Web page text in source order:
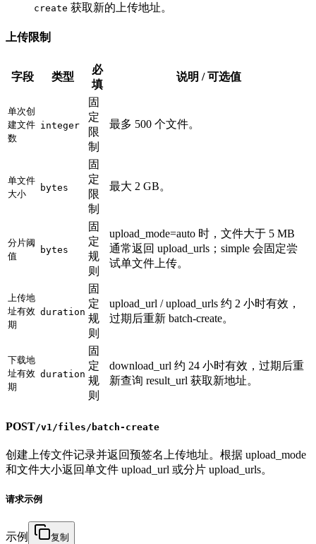
create 获取新的上传地址。
上传限制
字段 类型
必
填
说明 / 可选值
单次创
建文件
数
integer
固
定
限
制
最多 500 个文件。
单文件
大小
bytes
固
定
限
制
最大 2 GB。
分片阈
值
bytes
固
定
规
则
upload_mode=auto 时，文件大于 5 MB
通常返回 upload_urls；simple 会固定尝
试单文件上传。
上传地
址有效
期
duration
固
定
规
则
upload_url / upload_urls 约 2 小时有效，
过期后重新 batch-create。
下载地
址有效
期
duration
固
定
规
则
download_url 约 24 小时有效，过期后重
新查询 result_url 获取新地址。
POST/v1/files/batch-create
创建上传文件记录并返回预签名上传地址。根据 upload_mode
和文件大小返回单文件 upload_url 或分片 upload_urls。
请求示例
示例 复制